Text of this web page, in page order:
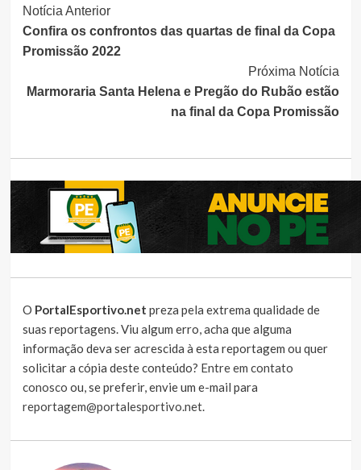
Continue
Lendo
Notícia Anterior
Confira os confrontos das quartas de final da Copa
Promissão 2022
Próxima Notícia
Marmoraria Santa Helena e Pregão do Rubão estão
na final da Copa Promissão
O PortalEsportivo.net preza pela extrema qualidade de
suas reportagens. Viu algum erro, acha que alguma
informação deva ser acrescida à esta reportagem ou quer
solicitar a cópia deste conteúdo? Entre em contato
conosco ou, se preferir, envie um e-mail para
reportagem@portalesportivo.net.